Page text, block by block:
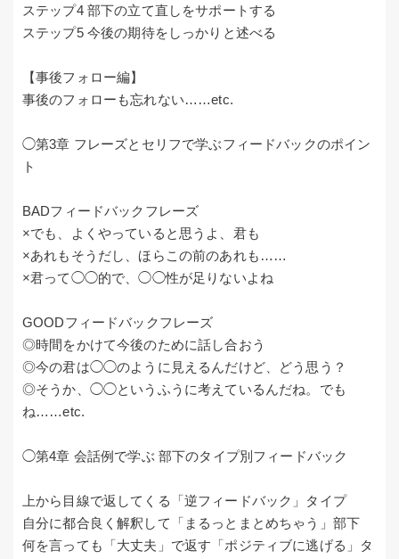
ステップ4 部下の立て直しをサポートする
ステップ5 今後の期待をしっかりと述べる
【事後フォロー編】
事後のフォローも忘れない……etc.
◯第3章 フレーズとセリフで学ぶフィードバックのポイン
ト
BADフィードバックフレーズ
×でも、よくやっていると思うよ、君も
×あれもそうだし、ほらこの前のあれも……
×君って◯◯的で、◯◯性が足りないよね
GOODフィードバックフレーズ
◎時間をかけて今後のために話し合おう
◎今の君は◯◯のように見えるんだけど、どう思う？
◎そうか、◯◯というふうに考えているんだね。でも
ね……etc.
◯第4章 会話例で学ぶ 部下のタイプ別フィードバック
上から目線で返してくる「逆フィードバック」タイプ
自分に都合良く解釈して「まるっとまとめちゃう」部下
何を言っても「大丈夫」で返す「ポジティブに逃げる」タ